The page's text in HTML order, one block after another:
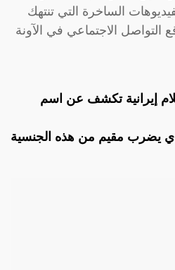
الساخرة التي تنتهك
الاجتماعي في الآونة
إيرانية تكشف عن اسم
يضرب مقيم من هذه الجنسية